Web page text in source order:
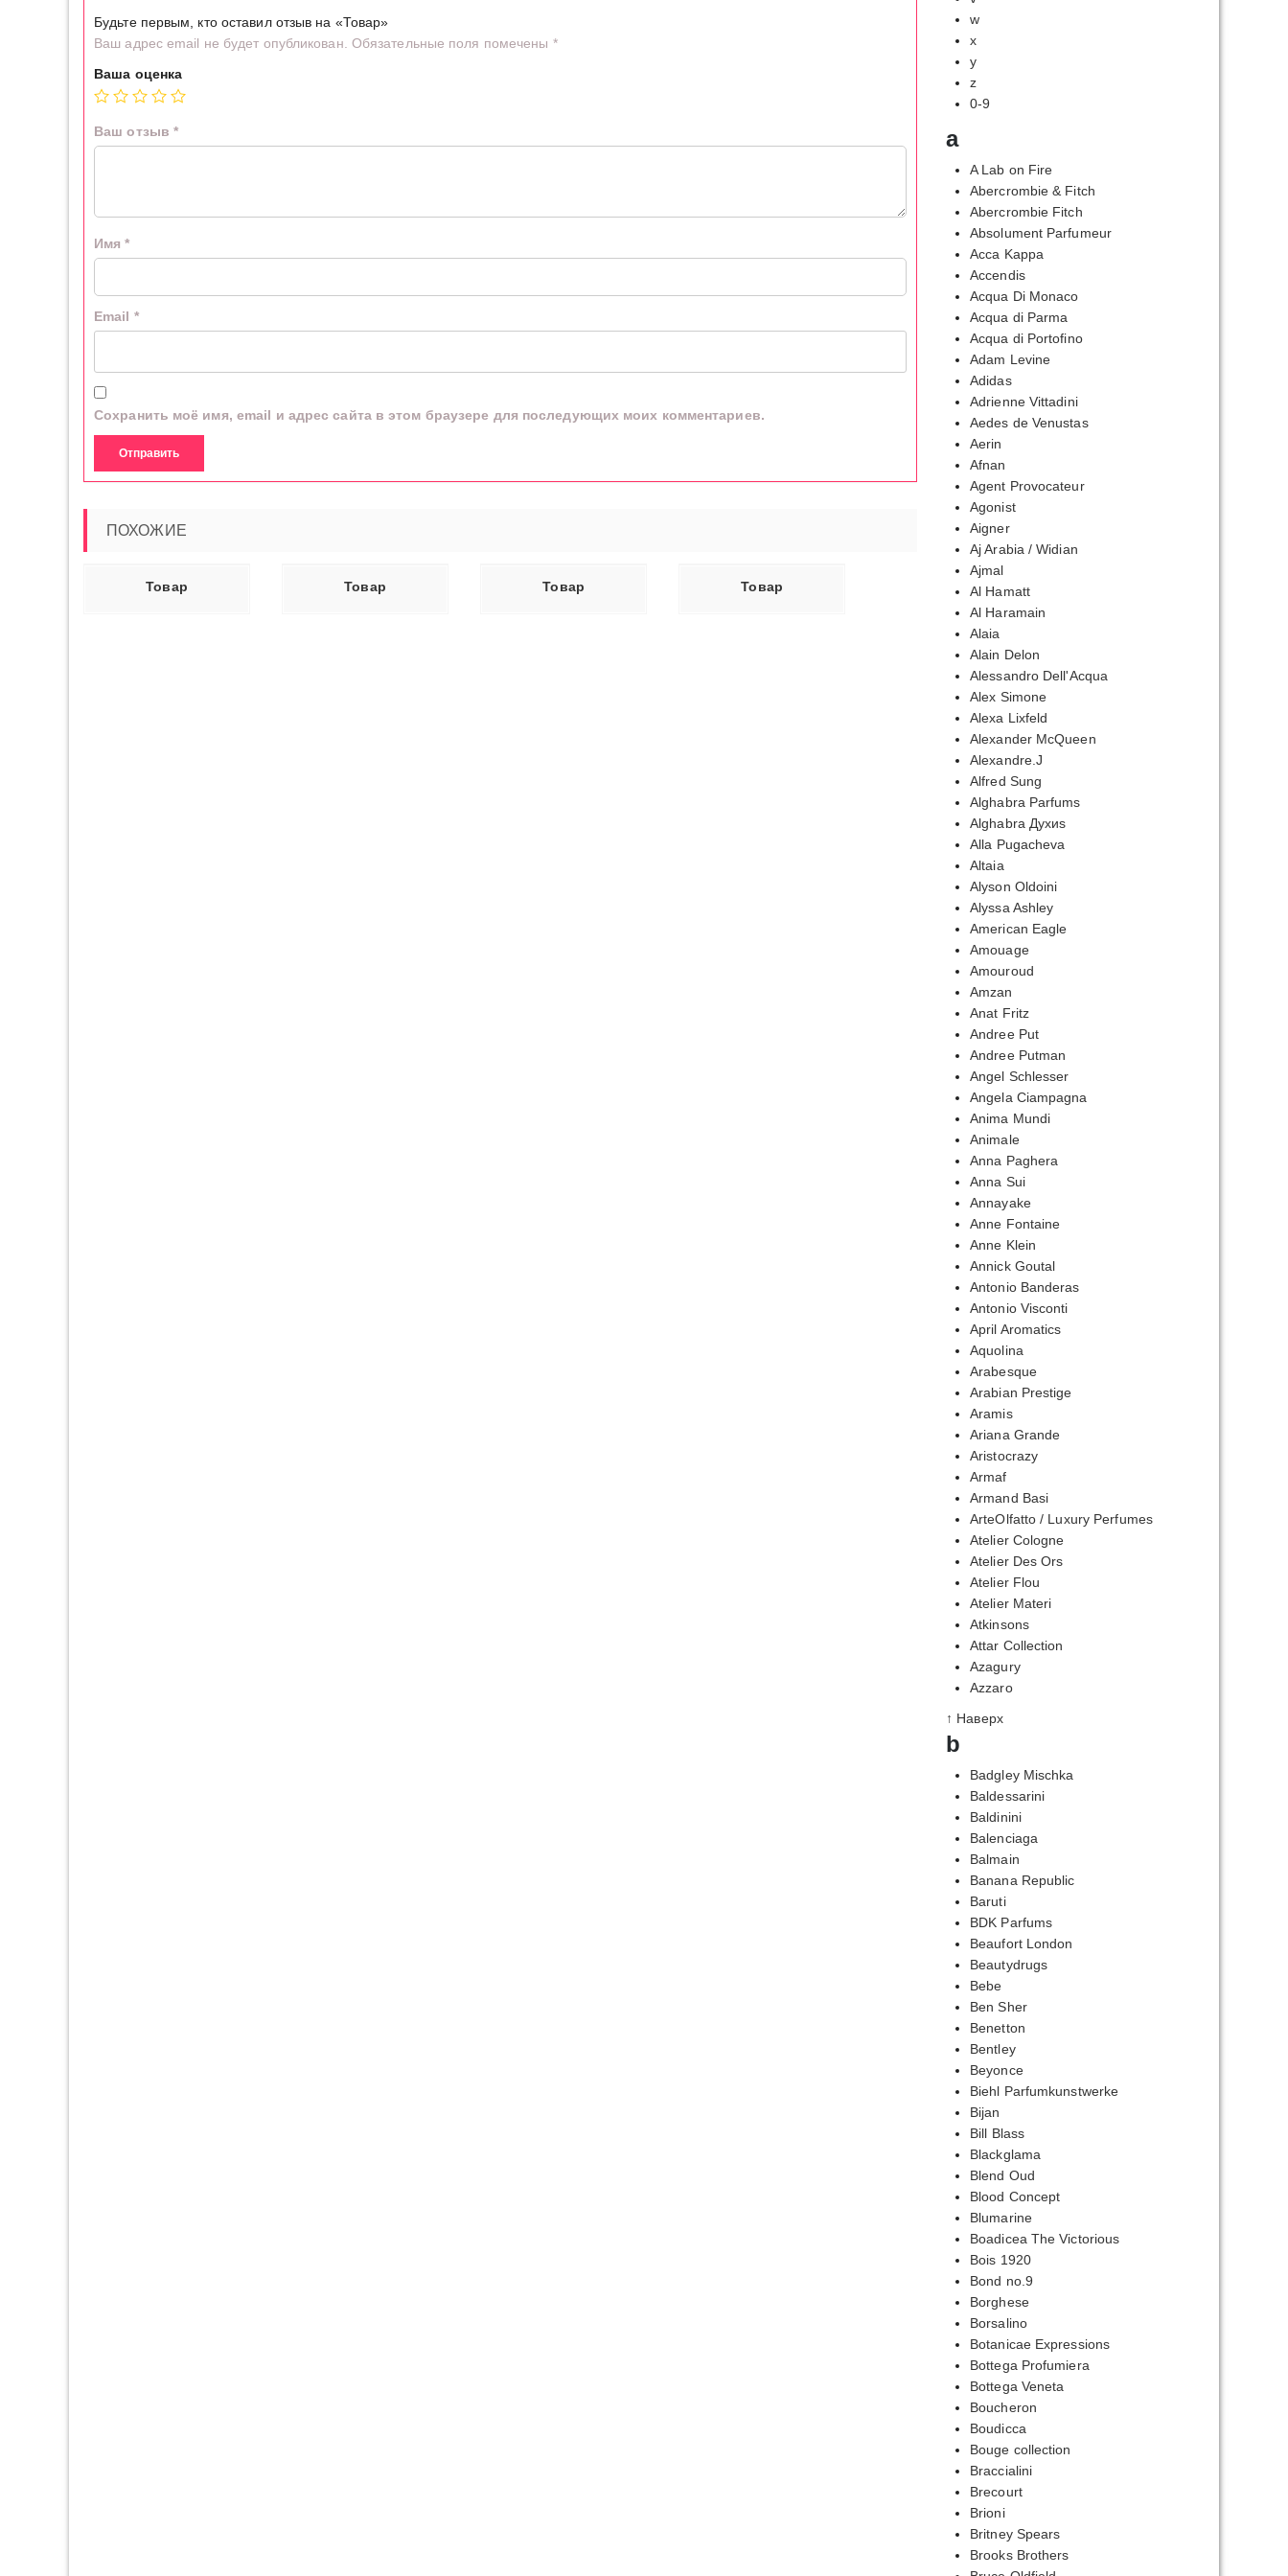
Будьте первым, кто оставил отзыв на «Товар»
Ваш адрес email не будет опубликован. Обязательные поля помечены *
Ваша оценка
Ваш отзыв *
Имя*
Email *
Сохранить моё имя, email и адрес сайта в этом браузере для последующих моих комментариев.
ПОХОЖИЕ
Товар Товар Товар Товар
w
x
y
z
0-9
a
A Lab on Fire
Abercrombie & Fitch
Abercrombie Fitch
Absolument Parfumeur
Acca Kappa
Accendis
Acqua Di Monaco
Acqua di Parma
Acqua di Portofino
Adam Levine
Adidas
Adrienne Vittadini
Aedes de Venustas
Aerin
Afnan
Agent Provocateur
Agonist
Aigner
Aj Arabia / Widian
Ajmal
Al Hamatt
Al Haramain
Alaia
Alain Delon
Alessandro Dell'Acqua
Alex Simone
Alexa Lixfeld
Alexander McQueen
Alexandre.J
Alfred Sung
Alghabra Parfums
Alghabra Духиs
Alla Pugacheva
Altaia
Alyson Oldoini
Alyssa Ashley
American Eagle
Amouage
Amouroud
Amzan
Anat Fritz
Andree Put
Andree Putman
Angel Schlesser
Angela Ciampagna
Anima Mundi
Animale
Anna Paghera
Anna Sui
Annayake
Anne Fontaine
Anne Klein
Annick Goutal
Antonio Banderas
Antonio Visconti
April Aromatics
Aquolina
Arabesque
Arabian Prestige
Aramis
Ariana Grande
Aristocrazy
Armaf
Armand Basi
ArteOlfatto / Luxury Perfumes
Atelier Cologne
Atelier Des Ors
Atelier Flou
Atelier Materi
Atkinsons
Attar Collection
Azagury
Azzaro
↑ Наверх
b
Badgley Mischka
Baldessarini
Baldinini
Balenciaga
Balmain
Banana Republic
Baruti
BDK Parfums
Beaufort London
Beautydrugs
Bebe
Ben Sher
Benetton
Bentley
Beyonce
Biehl Parfumkunstwerke
Bijan
Bill Blass
Blackglama
Blend Oud
Blood Concept
Blumarine
Boadicea The Victorious
Bois 1920
Bond no.9
Borghese
Borsalino
Botanicae Expressions
Bottega Profumiera
Bottega Veneta
Boucheron
Boudicca
Bouge collection
Braccialini
Brecourt
Brioni
Britney Spears
Brooks Brothers